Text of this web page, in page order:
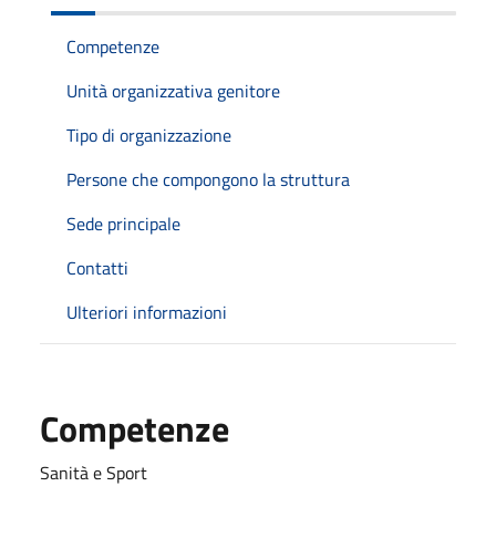
Competenze
Unità organizzativa genitore
Tipo di organizzazione
Persone che compongono la struttura
Sede principale
Contatti
Ulteriori informazioni
Competenze
Sanità e Sport